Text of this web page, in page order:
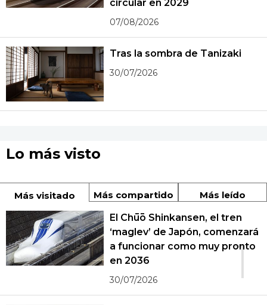
circular en 2029
07/08/2026
Tras la sombra de Tanizaki
30/07/2026
Lo más visto
Más visitado Más compartido Más leído
1
El Chūō Shinkansen, el tren
‘maglev’ de Japón, comenzará
a funcionar como muy pronto
en 2036
30/07/2026